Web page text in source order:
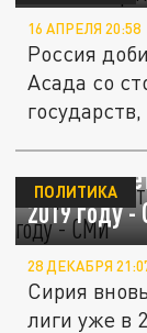
16 АПРЕЛЯ 20:58
Россия
Асада со
Сирия
2019 году
ПОЛИТИКА
28 ДЕКАБРЯ
Сирия
лиги уже в